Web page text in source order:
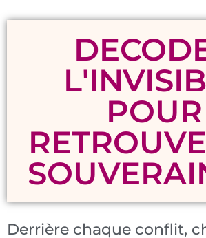
POUR
Derrière chaque conflit,